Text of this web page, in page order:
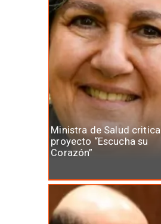
Ministra de Salud critica
proyecto “Escucha su
Corazón”